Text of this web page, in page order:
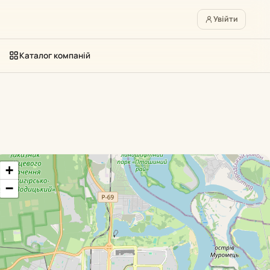
Увійти
Каталог компаній
+
−